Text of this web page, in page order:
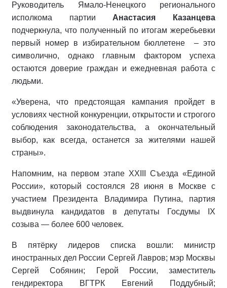
Руководитель Ямало-Ненецкого регионального
исполкома партии Анастасия Казанцева
подчеркнула, что полученный по итогам жеребьевки
первый номер в избирательном бюллетене
– это
символично, однако главным фактором успеха
остаются доверие граждан и ежедневная работа с
людьми.
«Уверена, что предстоящая кампания пройдет в
условиях честной конкуренции, открытости и строгого
соблюдения законодательства, а окончательный
выбор, как всегда, останется за жителями нашей
страны».
Напомним, на первом этапе XXIII Съезда «Единой
России», который состоялся 28 июня в Москве с
участием Президента Владимира Путина, партия
выдвинула кандидатов в депутаты Госдумы IX
созыва — более 600 человек.
В пятёрку лидеров списка вошли: министр
иностранных дел России Сергей Лавров; мэр Москвы
Сергей Собянин; Герой России, заместитель
гендиректора ВГТРК Евгений Поддубный;